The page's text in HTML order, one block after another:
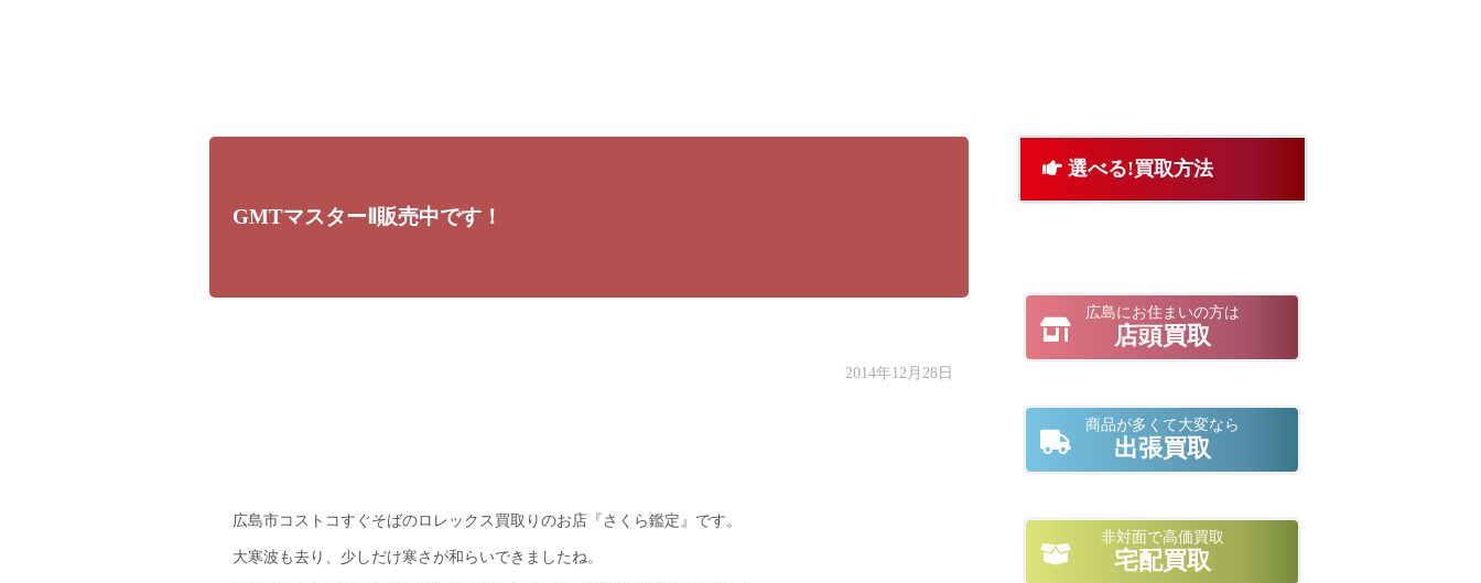
GMTマスターⅡ販売中です！
2014年12月28日
広島市コストコすぐそばのロレックス買取りのお店『さくら鑑定』です。
大寒波も去り、少しだけ寒さが和らいできましたね。
選べる!買取方法
広島にお住まいの方は
店頭買取
商品が多くて大変なら
出張買取
非対面で高価買取
宅配買取